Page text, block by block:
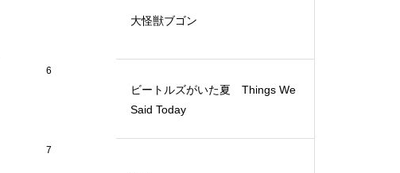
大怪獣ブゴン
6
ビートルズがいた夏 Things We
Said Today
7